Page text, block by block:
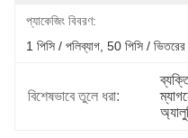
প্যাকেজিং বিবরণ:
1 পিসি / পলিব্যাগ, 50 পিসি /
বিশেষভাবে তুলে ধরা: